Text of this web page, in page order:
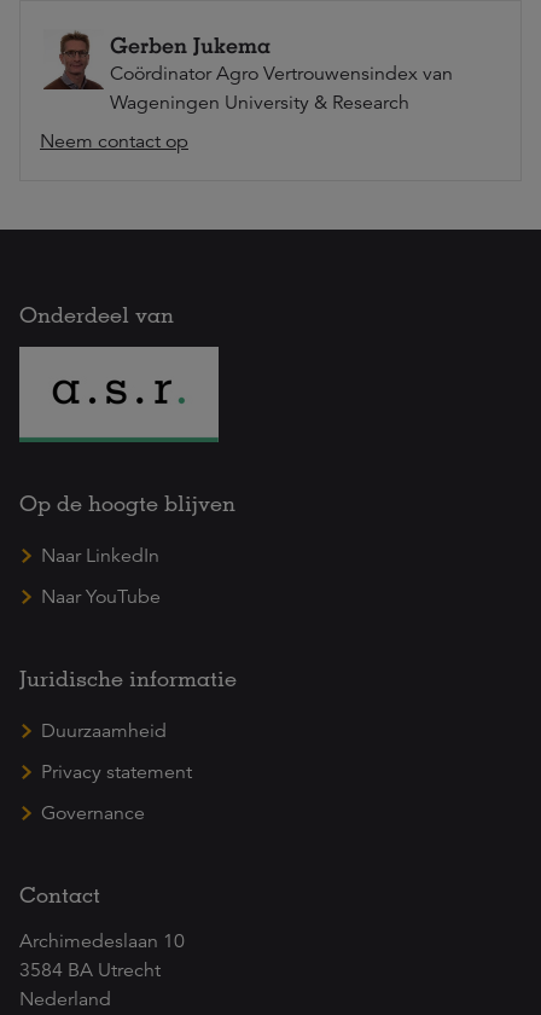
Gerben Jukema
Coördinator Agro Vertrouwensindex van
Wageningen University & Research
Neem contact op
Onderdeel van
Op de hoogte blijven
Naar LinkedIn
Naar YouTube
Juridische informatie
Duurzaamheid
Privacy statement
Governance
Contact
Archimedeslaan 10
3584 BA Utrecht
Nederland